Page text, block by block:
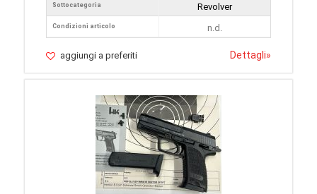
Sottocategoria
Condizioni articolo
Revolver
n.d.
aggiungi a preferiti Dettagli»